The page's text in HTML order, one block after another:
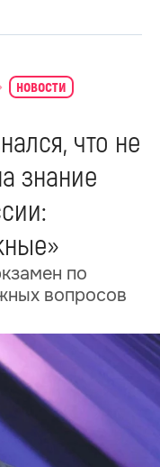
новости
что не
знание
по
вопросов